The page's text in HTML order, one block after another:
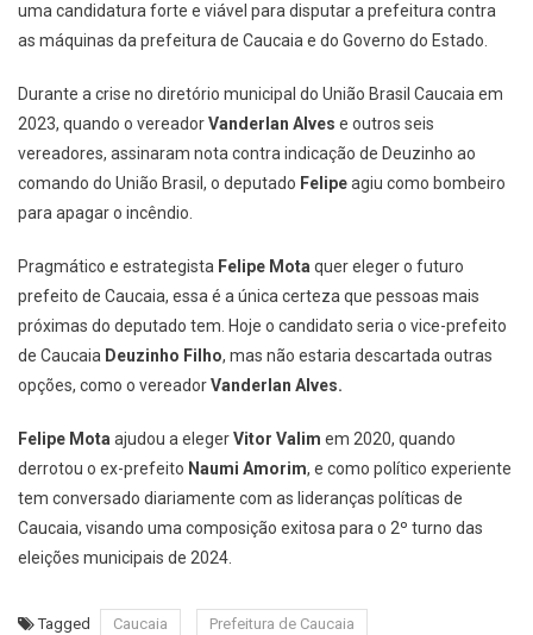
uma candidatura forte e viável para disputar a prefeitura contra
as máquinas da prefeitura de Caucaia e do Governo do Estado.
Durante a crise no diretório municipal do União Brasil Caucaia em
2023, quando o vereadorVanderlan Alves e outros seis
vereadores, assinaram nota contra indicação de Deuzinho ao
comando do União Brasil, o deputado Felipeagiu como bombeiro
para apagar o incêndio.
Pragmático e estrategista Felipe Motaquer eleger o futuro
prefeito de Caucaia, essa é a única certeza que pessoas mais
próximas do deputado tem. Hoje o candidato seria o vice-prefeito
de Caucaia Deuzinho Filho, mas não estaria descartada outras
opções, como o vereadorVanderlan Alves.
Felipe Motaajudou a elegerVitor Valim em 2020, quando
derrotou o ex-prefeito Naumi Amorim, e como político experiente
tem conversado diariamente com as lideranças políticas de
Caucaia, visando uma composição exitosa para o 2º turno das
eleições municipais de 2024.
Tagged Caucaia Prefeitura de Caucaia